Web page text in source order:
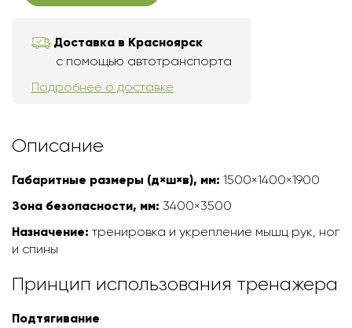
Доставка в Красноярск
с помощью автотранспорта
Подробнее о доставке
Описание
Габаритные размеры (д×ш×в), мм: 1500×1400×1900
Зона безопасности, мм: 3400×3500
Назначение: тренировка и укрепление мышц рук, ног
и спины
Принцип использования тренажера
Подтягивание